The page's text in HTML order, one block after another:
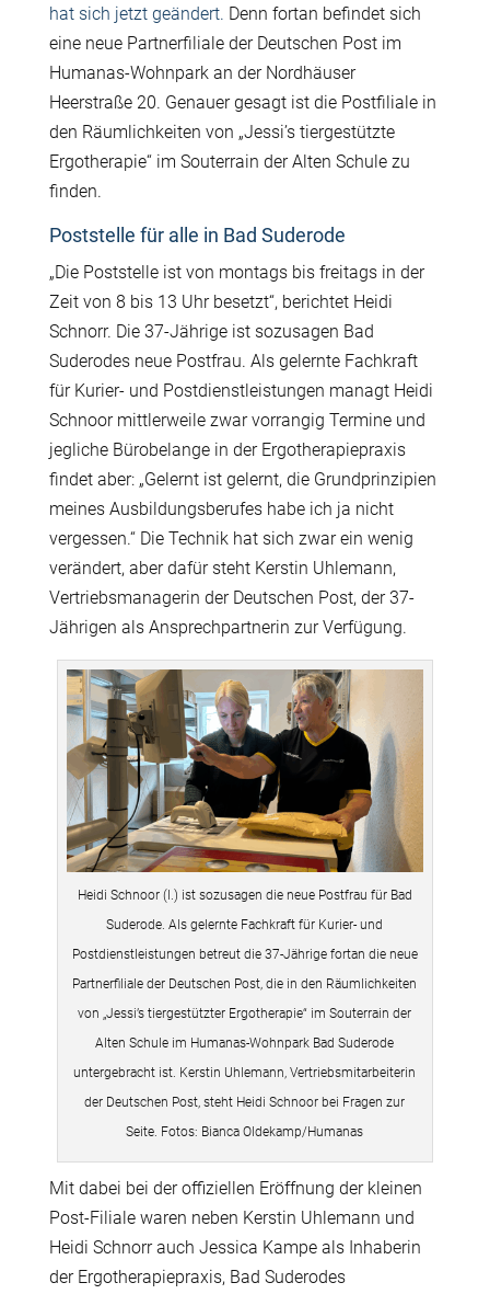
hat sich jetzt geändert. Denn fortan befindet sich
eine neue Partnerfiliale der Deutschen Post im
Humanas-Wohnpark an der Nordhäuser
Heerstraße 20. Genauer gesagt ist die Postfiliale in
den Räumlichkeiten von „Jessi’s tiergestützte
Ergotherapie“ im Souterrain der Alten Schule zu
finden.
Poststelle für alle in Bad Suderode
„Die Poststelle ist von montags bis freitags in der
Zeit von 8 bis 13 Uhr besetzt“, berichtet Heidi
Schnorr. Die 37-Jährige ist sozusagen Bad
Suderodes neue Postfrau. Als gelernte Fachkraft
für Kurier- und Postdienstleistungen managt Heidi
Schnoor mittlerweile zwar vorrangig Termine und
jegliche Bürobelange in der Ergotherapiepraxis
findet aber: „Gelernt ist gelernt, die Grundprinzipien
meines Ausbildungsberufes habe ich ja nicht
vergessen.“ Die Technik hat sich zwar ein wenig
verändert, aber dafür steht Kerstin Uhlemann,
Vertriebsmanagerin der Deutschen Post, der 37-
Jährigen als Ansprechpartnerin zur Verfügung.
Heidi Schnoor (l.) ist sozusagen die neue Postfrau für Bad
Suderode. Als gelernte Fachkraft für Kurier- und
Postdienstleistungen betreut die 37-Jährige fortan die neue
Partnerfiliale der Deutschen Post, die in den Räumlichkeiten
von „Jessi’s tiergestützter Ergotherapie“ im Souterrain der
Alten Schule im Humanas-Wohnpark Bad Suderode
untergebracht ist. Kerstin Uhlemann, Vertriebsmitarbeiterin
der Deutschen Post, steht Heidi Schnoor bei Fragen zur
Seite. Fotos: Bianca Oldekamp/Humanas
Mit dabei bei der offiziellen Eröffnung der kleinen
Post-Filiale waren neben Kerstin Uhlemann und
Heidi Schnorr auch Jessica Kampe als Inhaberin
der Ergotherapiepraxis, Bad Suderodes